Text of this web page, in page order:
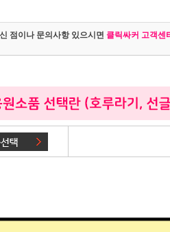
점이나 문의사항 있으시면 클릭싸커 고객센